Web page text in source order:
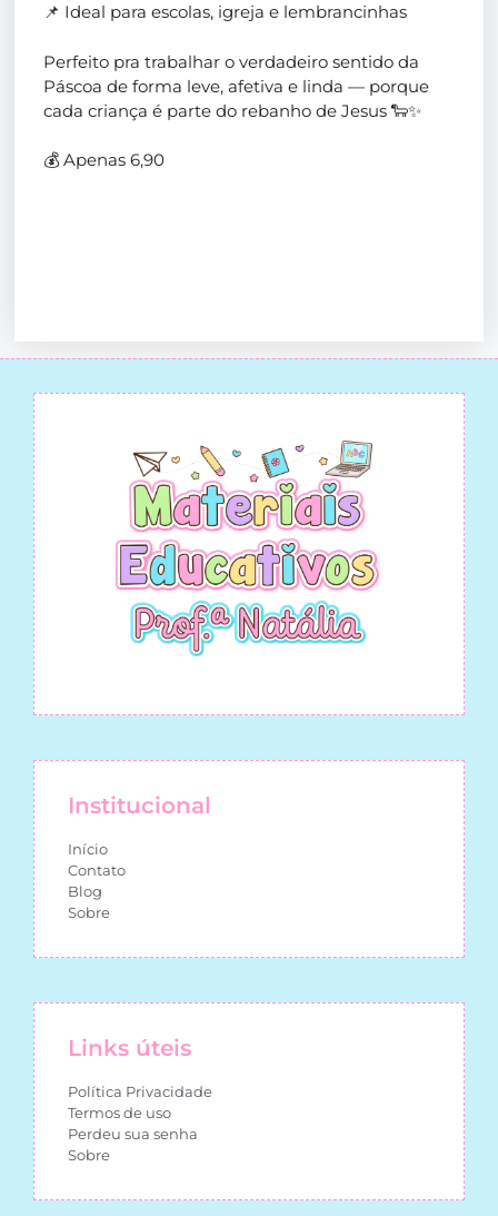
📌 Ideal para escolas, igreja e lembrancinhas
Perfeito pra trabalhar o verdadeiro sentido da
Páscoa de forma leve, afetiva e linda — porque
cada criança é parte do rebanho de Jesus 🐑✨
💰 Apenas 6,90
Institucional
Início
Contato
Blog
Sobre
Links úteis
Política Privacidade
Termos de uso
Perdeu sua senha
Sobre